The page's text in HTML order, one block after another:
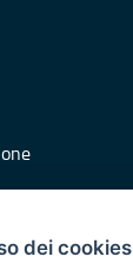
Puglia
dei cookies